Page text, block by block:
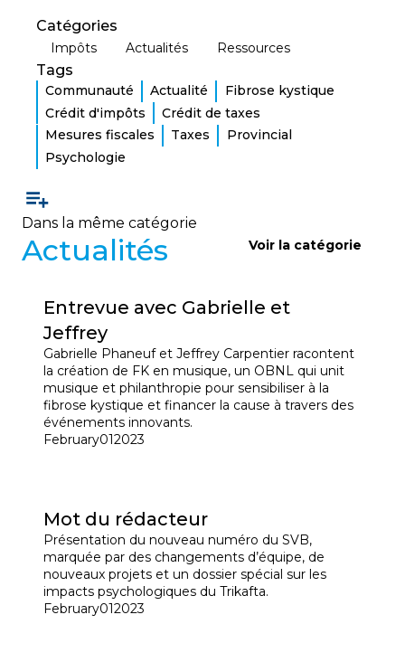
Catégories
Impôts Actualités Ressources
Tags
Communauté Actualité
Fibrose kystique
Crédit d'impôts
Crédit de taxes
Mesures fiscales
Taxes
Provincial
Psychologie
Dans la même catégorie
Actualités Voir la catégorie
Entrevue avec Gabrielle et
Jeffrey
Gabrielle Phaneuf et Jeffrey Carpentier racontent
la création de FK en musique, un OBNL qui unit
musique et philanthropie pour sensibiliser à la
fibrose kystique et financer la cause à travers des
événements innovants.
February012023
Mot du rédacteur
Présentation du nouveau numéro du SVB,
marquée par des changements d’équipe, de
nouveaux projets et un dossier spécial sur les
impacts psychologiques du Trikafta.
February012023